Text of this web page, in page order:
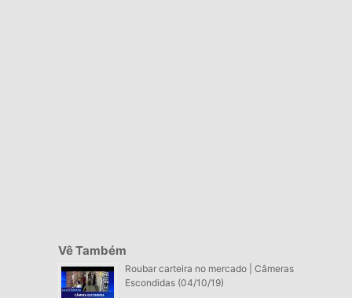
Vê Também
Roubar carteira no mercado | Câmeras
Escondidas (04/10/19)